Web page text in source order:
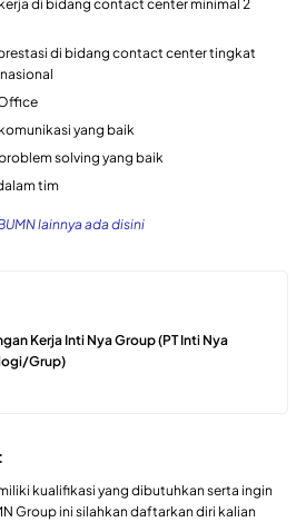
di bidang contact center minimal 2
di bidang contact center tingkat
yang baik
solving yang baik
tim
lainnya ada disini
Kerja Inti Nya Group (PT Inti Nya
Grup)
kualifikasi yang dibutuhkan serta ingin
Group ini silahkan daftarkan diri kalian